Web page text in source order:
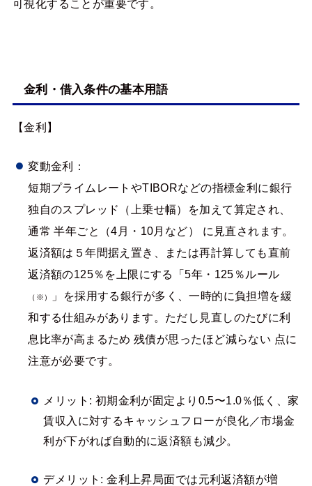
可視化することが重要です。
金利・借入条件の基本用語
【金利】
変動金利：
短期プライムレートやTIBORなどの指標金利に銀行
独自のスプレッド（上乗せ幅）を加えて算定され、
通常 半年ごと（4月・10月など） に見直されます。
返済額は５年間据え置き、または再計算しても直前
返済額の125％を上限にする「5年・125％ルール
（※）
」を採用する銀行が多く、一時的に負担増を緩
和する仕組みがあります。ただし見直しのたびに利
息比率が高まるため 残債が思ったほど減らない 点に
注意が必要です。
メリット: 初期金利が固定より0.5〜1.0％低く、家
賃収入に対するキャッシュフローが良化／市場金
利が下がれば自動的に返済額も減少。
デメリット: 金利上昇局面では元利返済額が増